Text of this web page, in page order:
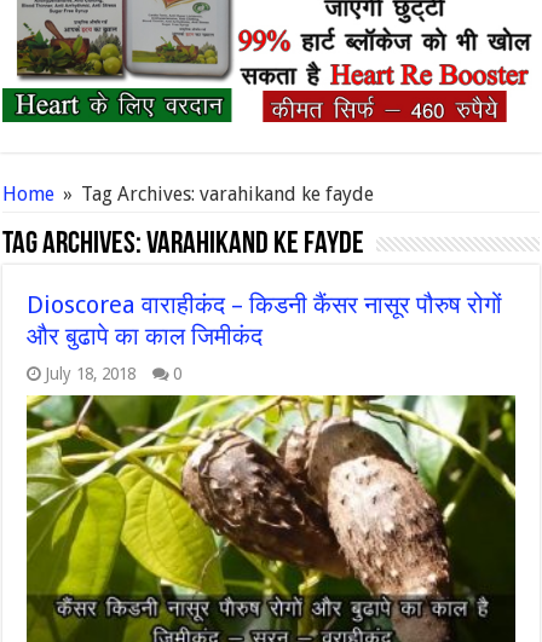
Home » Tag Archives: varahikand ke fayde
Tag Archives:varahikand ke fayde
Dioscorea वाराहीकंद – किडनी कैंसर नासूर पौरुष रोगों
और बुढापे का काल जिमीकंद
July 18, 2018 0